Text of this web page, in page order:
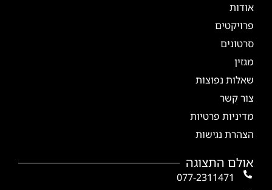
אודות
פרויקטים
סרטונים
מגזין
שאלות נפוצות
צור קשר
מדיניות פרטיות
הצהרת נגישות
אולם התצוגה
077-2311471